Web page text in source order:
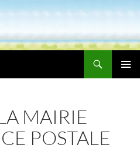
MAIRIE
POSTALE